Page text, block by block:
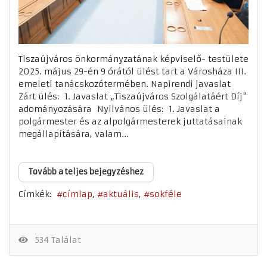
Tiszaújváros önkormányzatának képviselő- testülete
2025. május 29-én 9 órától ülést tart a Városháza III.
emeleti tanácskozótermében. Napirendi javaslat
Zárt ülés: 1. Javaslat „Tiszaújváros Szolgálatáért Díj"
adományozására Nyilvános ülés: 1. Javaslat a
polgármester és az alpolgármesterek juttatásainak
megállapítására, valam...
Tovább a teljes bejegyzéshez
Címkék: címlap aktuális sokféle
534 Találat